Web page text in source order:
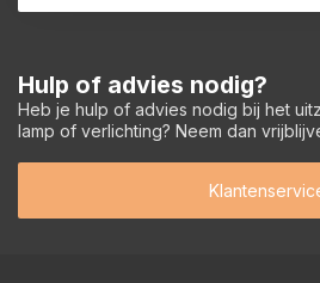
Hulp of advies nodig?
Heb je hulp of advies nodig bij het
lamp of verlichting? Neem dan